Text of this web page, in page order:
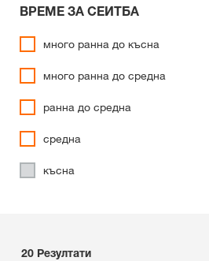
ВРЕМЕ ЗА СЕИТБА
много ранна до късна
много ранна до средна
ранна до средна
средна
късна
20 Резултати